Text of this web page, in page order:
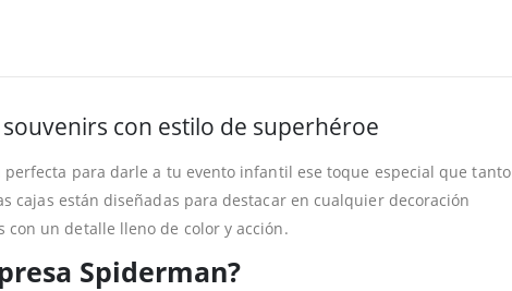
con estilo de superhéroe
perfecta para darle a tu evento infantil ese toque especial que tanto
cajas están diseñadas para destacar en cualquier decoración
un detalle lleno de color y acción.
Spiderman?